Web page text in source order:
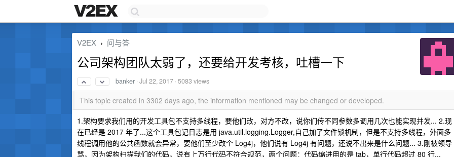
V2EX › 问与答
公司架构团队太弱了，还要给开发考核，吐槽一下
banker ·Jul 22, 2017 · 5083 views
This topic created in 3302 days ago, the information mentioned may be changed or developed.
1.架构要求我们用的开发工具包不支持多线程，要他们改，对方不改，说你们传不同参数多调用几次也能实现并发... 2.现
在已经是 2017 年了...这个工具包记日志是用 java.util.logging.Logger,自己加了文件锁机制，但是不支持多线程，外面多
线程调用他的公共函数就会异常，要他们至少改个 Log4j，他们说有 Log4j 有问题，还说不出来是什么问题... 3.刚被领导
骂，因为架构扫描我们的代码，说有上万行代码不符合规范，两个问题：代码缩进用的是 tab，单行代码超过 80 行...